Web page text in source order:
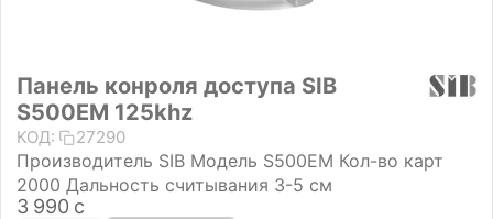
Панель конроля доступа SIB
S500EM 125khz
КОД: 27290
Производитель SIB Модель S500EM Кол-во карт
2000 Дальность считывания 3-5 см
3 990 с